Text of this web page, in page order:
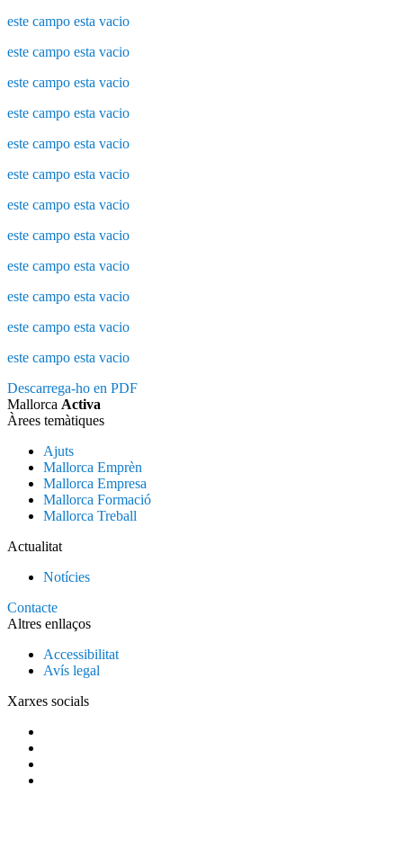
este campo esta vacio
este campo esta vacio
este campo esta vacio
este campo esta vacio
este campo esta vacio
este campo esta vacio
este campo esta vacio
este campo esta vacio
este campo esta vacio
este campo esta vacio
este campo esta vacio
este campo esta vacio
Descarrega-ho en PDF
Mallorca Activa
Àrees temàtiques
Ajuts
Mallorca Emprèn
Mallorca Empresa
Mallorca Formació
Mallorca Treball
Actualitat
Notícies
Contacte
Altres enllaços
Accessibilitat
Avís legal
Xarxes socials